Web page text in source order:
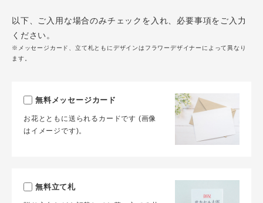
以下、ご入用な場合のみチェックを入れ、必要事項をご入力
ください。
※メッセージカード、立て札ともにデザインはフラワーデザイナーによって異なり
ます。
無料メッセージカード
お花とともに送られるカードです (画像
はイメージです)。
無料立て札